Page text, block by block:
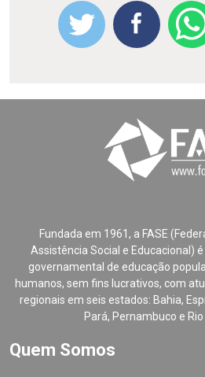
Fundada em 1961, a FASE
Assistência Social e Educacional)
governamental de educação
humanos, sem fins lucrativos, com
regionais em seis estados: Bahia,
Pará, Pernambuco e
Quem Somos